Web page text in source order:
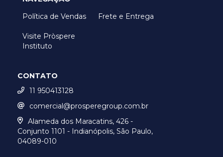
Política de Vendas
Frete e Entrega
Visite Pròspere
Instituto
CONTATO
11 950413128
comercial@prosperegroup.com.br
Alameda dos Maracatins, 426 -
Conjunto 1101 - Indianópolis, São Paulo,
04089-010